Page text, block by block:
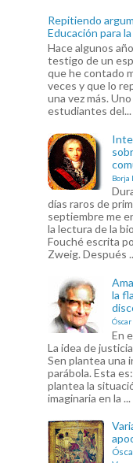
Repitiendo
Educación para
Hace algunos
testigo de un
que he contado
veces y que lo
una vez más.
estudiantes del...
Borja
días raros de
septiembre me
la lectura de la
Fouché escrita
Zweig. Después
la
Óscar
En
La idea de
Sen plantea una
parábola. Esta
plantea la
imaginaria en la ...